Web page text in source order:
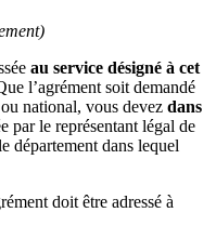
au service désigné à cet
l’agrément soit demandé
national, vous devez dans
par le représentant légal de
département dans lequel
doit être adressé à